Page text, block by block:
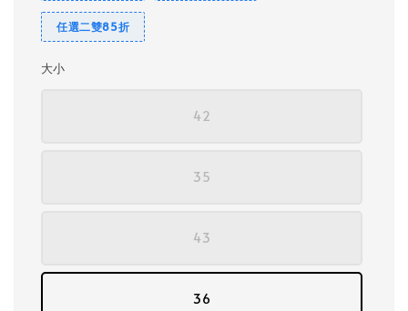
任選二雙85折
大小
42
35
43
36